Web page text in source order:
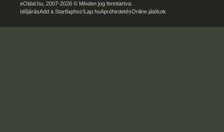
eOldal.hu , 2007-2026 © Minden jog fenntartva.
IdőjárásAdd a Startlaphoz!Lap.huApróhirdetésOnline játékok